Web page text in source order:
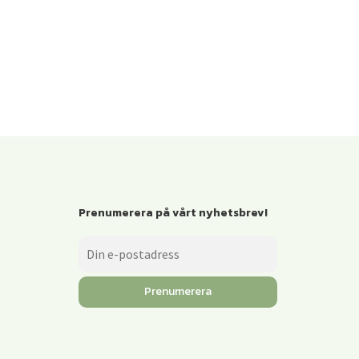
Prenumerera på vårt nyhetsbrev!
Prenumerera